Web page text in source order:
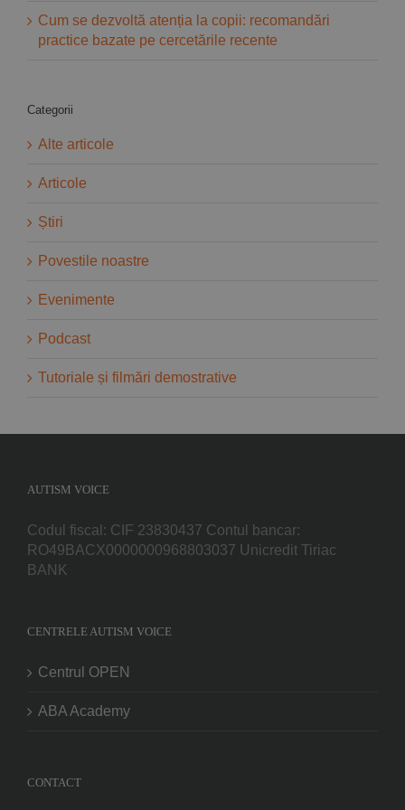
Cum se dezvoltă atenția la copii: recomandări
practice bazate pe cercetările recente
Categorii
Alte articole
Articole
Știri
Povestile noastre
Evenimente
Podcast
Tutoriale și filmări demostrative
AUTISM VOICE
Codul fiscal: CIF 23830437 Contul bancar:
RO49BACX0000000968803037 Unicredit Tiriac
BANK
CENTRELE AUTISM VOICE
Centrul OPEN
ABA Academy
CONTACT